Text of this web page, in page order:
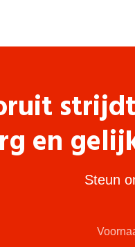
en
Steun